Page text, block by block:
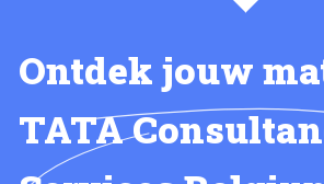
Ontdek jouw
TATA